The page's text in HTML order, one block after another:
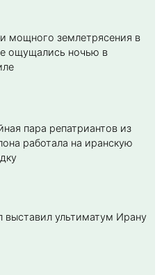
мощного землетрясения в
ощущались ночью в
пара репатриантов из
работала на иранскую
выставил ультиматум Ирану